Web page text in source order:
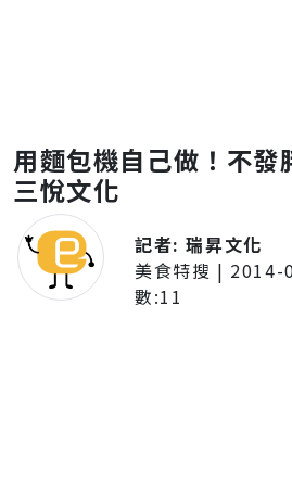
用麵包機自己做！不發
三悅文化
記者:瑞昇文化
美食特搜 | 2014-
數:11